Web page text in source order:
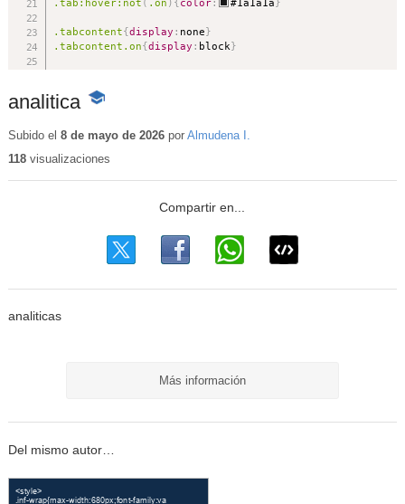
analitica -
educativo
Subido el 8 de mayo de 2026por Almudena I.
118visualizaciones
analiticas
Más información
Del mismo autor…